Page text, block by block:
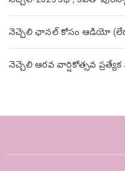
నెచ్చెలి ఛానల్ కోసం ఆడియో
నెచ్చెలి ఆరవ వార్షికోత్సవ